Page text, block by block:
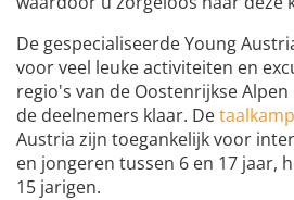
De gespecialiseerde Young
voor veel leuke activiteiten en
regio's van de Oostenrijkse
de deelnemers klaar. De
Austria zijn toegankelijk voor
en jongeren tussen 6 en 17 jaar,
15 jarigen.